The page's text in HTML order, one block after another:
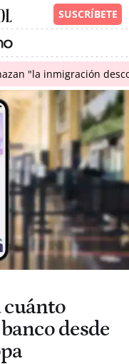
"la inmigración
cuánto
desde